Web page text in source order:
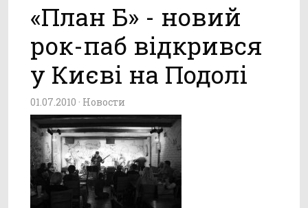
«План Б» - новий
рок-паб відкрився
у Києві на Подолі
01.07.2010 · Новости